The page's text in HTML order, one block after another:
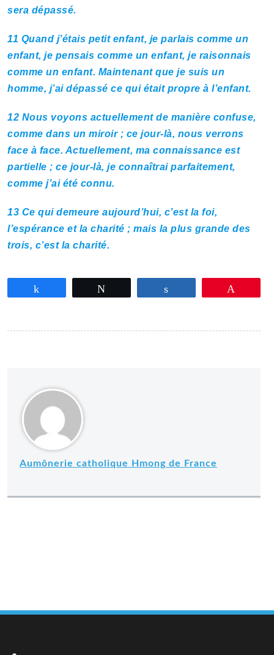
sera dépassé.
11 Quand j’étais petit enfant, je parlais comme un
enfant, je pensais comme un enfant, je raisonnais
comme un enfant. Maintenant que je suis un
homme, j’ai dépassé ce qui était propre à l’enfant.
12 Nous voyons actuellement de manière confuse,
comme dans un miroir ; ce jour-là, nous verrons
face à face. Actuellement, ma connaissance est
partielle ; ce jour-là, je connaîtrai parfaitement,
comme j’ai été connu.
13 Ce qui demeure aujourd’hui, c’est la foi,
l’espérance et la charité ; mais la plus grande des
trois, c’est la charité.
Aumônerie catholique Hmong de France